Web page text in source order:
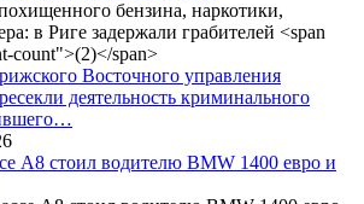
Восточного управления
деятельность криминального
А8 стоил водителю BMW 1400 евро и